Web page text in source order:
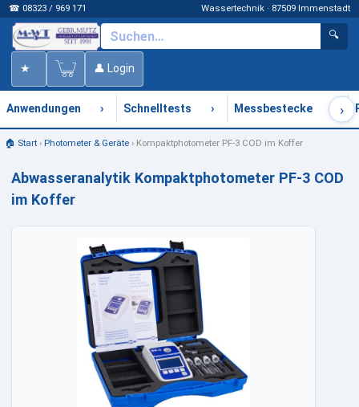
☎ 08323 / 969 171 Wassertechnik · 87509 Immenstadt
🔍
★ 👤 Login
Anwendungen › Schnelltests › Messbestecke ›
🏠 Start› Photometer & Geräte› Kompaktphotometer PF-3 COD im Koffer
Abwasseranalytik Kompaktphotometer PF-3 COD
im Koffer